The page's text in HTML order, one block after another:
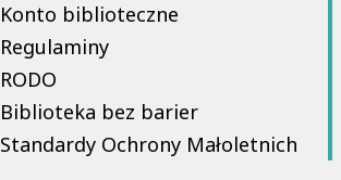
Konto biblioteczne
Regulaminy
RODO
Biblioteka bez barier
Standardy Ochrony Małoletnich